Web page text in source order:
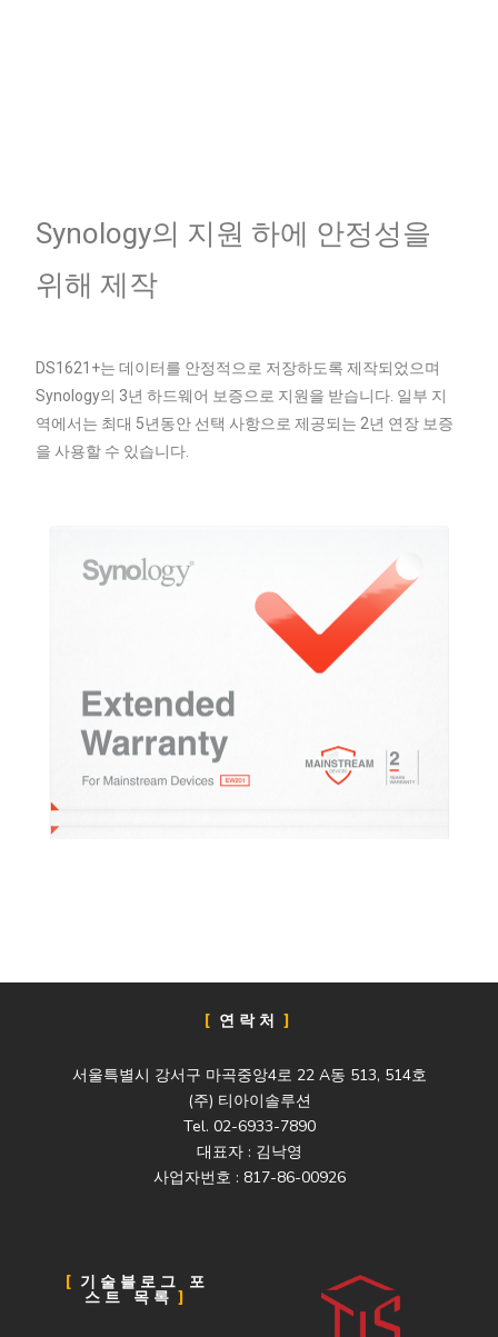
Synology의 지원 하에 안정성을
위해 제작
DS1621+는 데이터를 안정적으로 저장하도록 제작되었으며
Synology의 3년 하드웨어 보증으로 지원을 받습니다. 일부 지
역에서는 최대 5년동안 선택 사항으로 제공되는 2년 연장 보증
을 사용할 수 있습니다.
연락처
서울특별시 강서구 마곡중앙4로 22 A동 513, 514호
(주) 티아이솔루션
Tel. 02-6933-7890
대표자 : 김낙영
사업자번호 : 817-86-00926
기술블로그 포
스트 목록